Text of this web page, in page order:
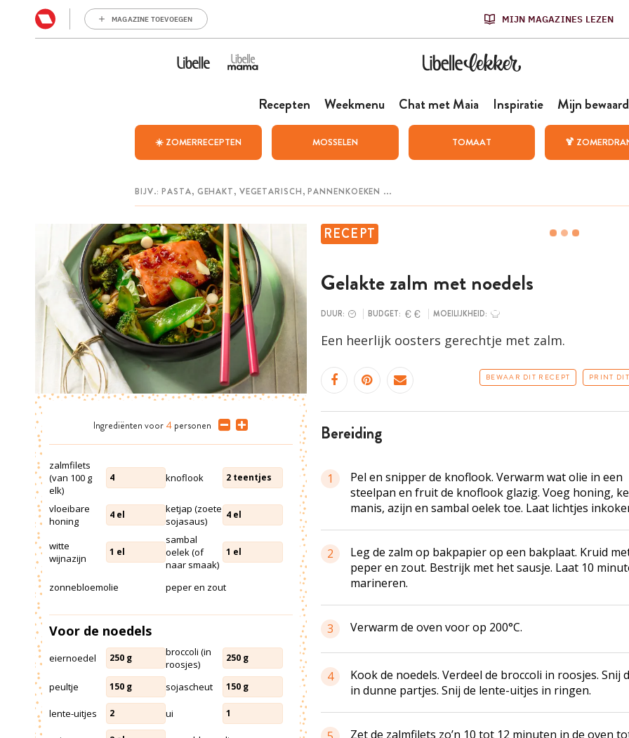
MAGAZINE TOEVOEGEN MIJN MAGAZINES LEZEN
Recepten Weekmenu Chat met Maia Inspiratie Mijn
☀️ ZOMERRECEPTEN MOSSELEN TOMAAT 🍹
RECEPT
Gelakte zalm met noedels
DUUR: BUDGET: MOEILIJKHEID:
Een heerlijk oosters gerechtje met zalm.
BEWAAR DIT RECEPT PRINT
bereiding
1
Pel en snipper de knoflook. Verwarm wat olie in een
steelpan en fruit de knoflook glazig. Voeg honing,
manis, azijn en sambal oelek toe. Laat lichtjes
2
Leg de zalm op bakpapier op een bakplaat. Kruid
peper en zout. Bestrijk met het sausje. Laat 10
marineren.
3 Verwarm de oven voor op 200°C.
4
Kook de noedels. Verdeel de broccoli in roosjes. Snij
in dunne partjes. Snij de lente-uitjes in ringen.
Zet de zalmfilets zo’n 10 tot 12 minuten in de oven
Ingrediënten voor 4 personen
zalmfilets
(van 100 g
elk)
4 knoflook 2 teentjes
vloeibare
honing
4 el
ketjap (zoete
sojasaus)
4 el
witte
wijnazijn
1 el
sambal
oelek (of
naar smaak)
1 el
zonnebloemolie peper en zout
Voor de noedels
eiernoedel 250 g
broccoli (in
roosjes)
250 g
peultje 150 g sojascheut 150 g
lente-uitjes 2 ui 1